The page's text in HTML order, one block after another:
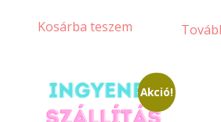
was:
is:
Kosárba teszem
Akció!